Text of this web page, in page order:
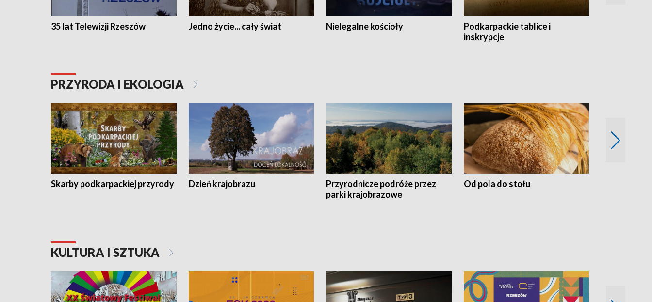
35 lat Telewizji Rzeszów Jedno życie... cały świat Nielegalne kościoły
Podkarpackie tablice i
inskrypcje
PRZYRODA I EKOLOGIA
Skarby podkarpackiej przyrody Dzień krajobrazu
Przyrodnicze podróże przez
parki krajobrazowe
Od pola do stołu
KULTURA I SZTUKA